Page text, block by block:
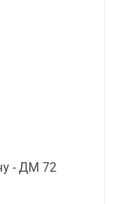
- ДМ 72